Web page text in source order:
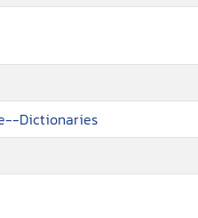
Dictionaries